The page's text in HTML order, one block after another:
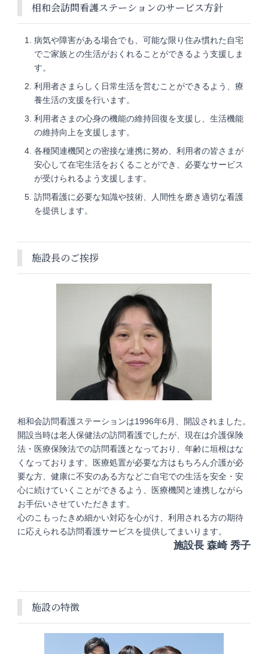
相和会訪問看護ステーションのサービス方針
病気や障害がある場合でも、可能な限り住み慣れた自宅
でご家族との生活がおくれることができるよう支援しま
す。
利用者さまらしく日常生活を営むことができるよう、療
養生活の支援を行います。
利用者さまの心身の機能の維持回復を支援し、生活機能
の維持向上を支援します。
各種関連機関との密接な連携に努め、利用者の皆さまが
安心して在宅生活をおくることができ、必要なサービス
が受けられるよう支援します。
訪問看護に必要な知識や技術、人間性を磨き適切な看護
を提供します。
施設長のご挨拶
相和会訪問看護ステーションは1996年6月、開設されました。
開設当時は老人保健法の訪問看護でしたが、現在は介護保険
法・医療保険法での訪問看護となっており、年齢に垣根はな
くなっております。医療処置が必要な方はもちろん介護が必
要な方、健康に不安のある方などご自宅での生活を安全・安
心に続けていくことができるよう、医療機関と連携しながら
お手伝いさせていただきます。
心のこもったきめ細かい対応を心がけ、利用される方の期待
に応えられる訪問看護サービスを提供してまいります。
施設長 森崎 秀子
施設の特徴